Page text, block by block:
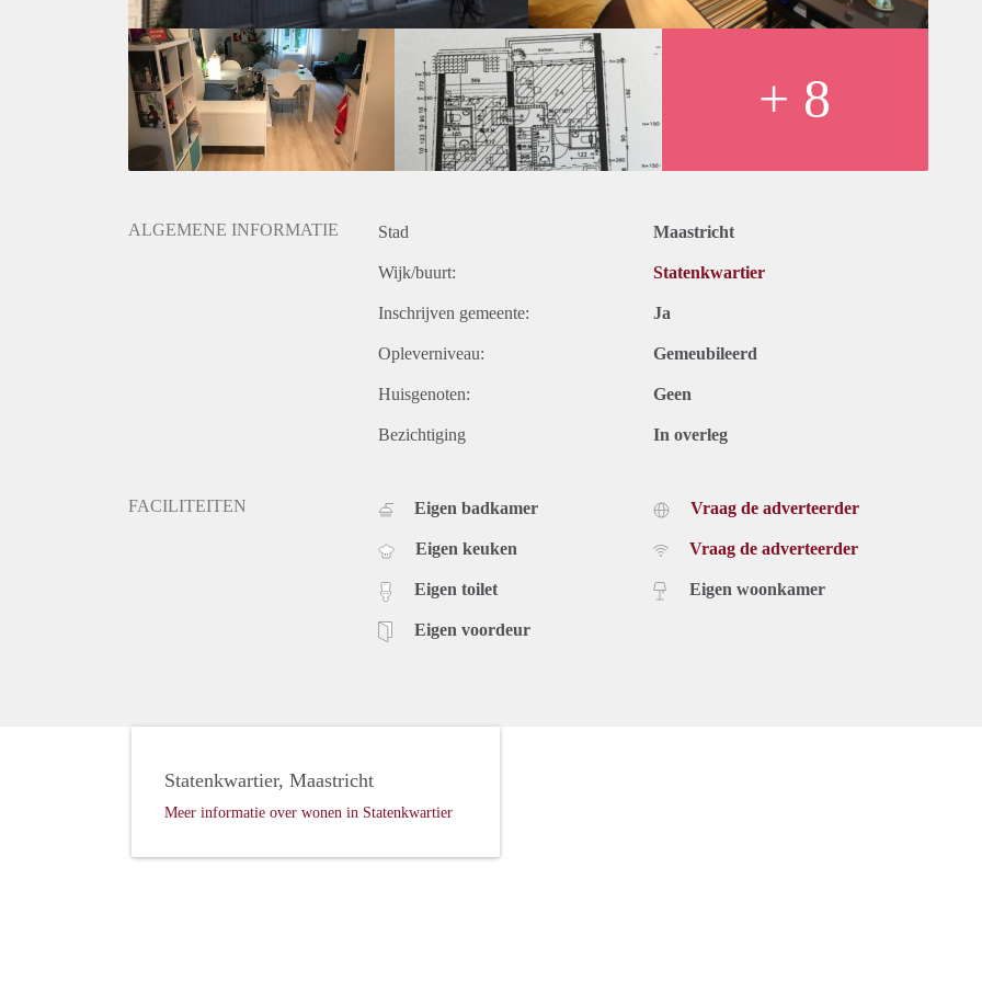
+ 8
ALGEMENE INFORMATIE Stad Maastricht
Wijk/buurt: Statenkwartier
Inschrijven gemeente: Ja
Opleverniveau: Gemeubileerd
Huisgenoten: Geen
Bezichtiging In overleg
FACILITEITEN Eigen badkamer
Eigen keuken
Eigen toilet
Eigen voordeur
Vraag de adverteerder
Vraag de adverteerder
Eigen woonkamer
Statenkwartier, Maastricht
Meer informatie over wonen in Statenkwartier